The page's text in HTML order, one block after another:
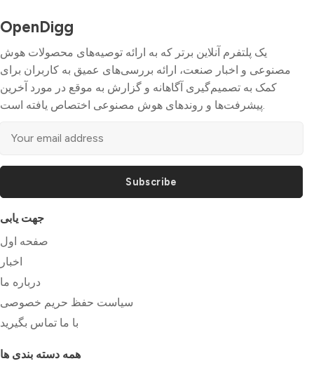
OpenDigg
یک پلتفرم آنلاین برتر که به ارائه توصیه‌های محصولات هوش
مصنوعی و اخبار صنعت، ارائه بررسی‌های عمیق به کاربران برای
کمک به تصمیم‌گیری آگاهانه و گزارش به موقع در مورد آخرین
پیشرفت‌ها و روندهای هوش مصنوعی اختصاص یافته است.
Subscribe
جهت یابی
صفحه اول
اخبار
درباره ما
سیاست حفظ حریم خصوصی
با ما تماس بگیرید
همه دسته بندی ها